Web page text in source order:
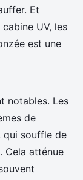
Et
UV, les
est une
notables. Les
de
qui souffle de
Cela atténue